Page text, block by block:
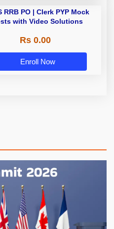
RRB PO | Clerk PYP Mock
with Video Solutions
Rs 0.00
Enroll Now